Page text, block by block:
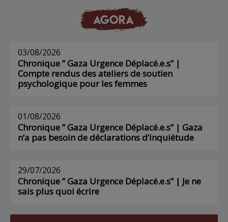
AGORA
03/08/2026
Chronique ” Gaza Urgence Déplacé.e.s” |
Compte rendus des ateliers de soutien
psychologique pour les femmes
01/08/2026
Chronique ” Gaza Urgence Déplacé.e.s” | Gaza
n’a pas besoin de déclarations d’inquiétude
29/07/2026
Chronique ” Gaza Urgence Déplacé.e.s” | Je ne
sais plus quoi écrire